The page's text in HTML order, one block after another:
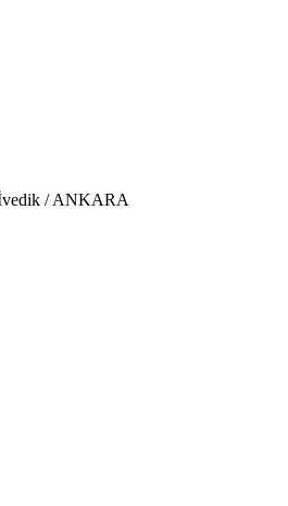
/ ANKARA